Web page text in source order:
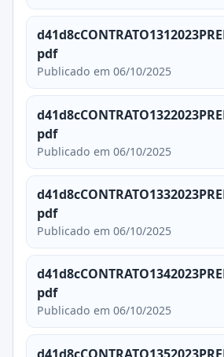
pdf
Publicado em 06/10/2025
pdf
Publicado em 06/10/2025
pdf
Publicado em 06/10/2025
pdf
Publicado em 06/10/2025